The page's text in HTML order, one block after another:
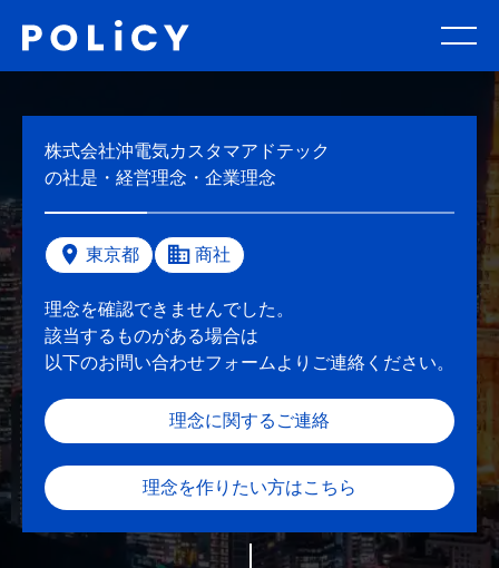
株式会社沖電気カスタマアドテック
の社是・経営理念・企業理念
東京都 商社
理念を確認できませんでした。
該当するものがある場合は
以下のお問い合わせフォームよりご連絡ください。
理念に関するご連絡
理念を作りたい方はこちら